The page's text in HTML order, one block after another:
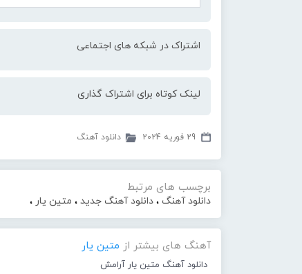
اشتراک در شبکه های اجتماعی
لینک کوتاه برای اشتراک گذاری
29 فوریه 2024 دانلود آهنگ
برچسب های مرتبط
دانلود آهنگ ، دانلود آهنگ جدید ، متین یار ،
آهنگ های بیشتر از متین یار
دانلود آهنگ متین یار آرامش